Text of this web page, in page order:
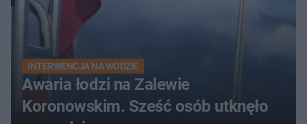
INTERWENCJA NA WODZIE
Awaria łodzi na Zalewie
Koronowskim. Sześć osób utknęło